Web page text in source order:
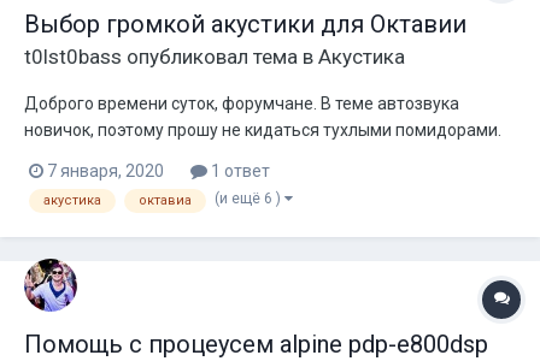
Выбор громкой акустики для Октавии
t0lst0bass опубликовал тема в Акустика
Доброго времени суток, форумчане. В теме автозвука
новичок, поэтому прошу не кидаться тухлыми помидорами.
установить хорошую аудиосистему за 35-40к. Приоритет на
громкость, но так, чтобы и качество не слишком
хромало(примерно приоритеты 60...
7 января, 2020 1 ответ
акустика октавиа (и ещё 6 )
Помощь с процеусем alpine pdp-e800dsp